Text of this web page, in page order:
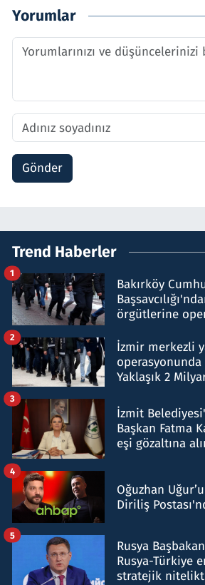
Yorumlar
Gönder
Trend Haberler
Bakırköy
örgütlerine
1
İzmir merkezli
operasyonunda
Yaklaşık 2
2
İzmit
Başkan Fatma
eşi gözaltına
3
Oğuzhan
Diriliş
4
Rusya
Rusya-Türkiye
stratejik
5